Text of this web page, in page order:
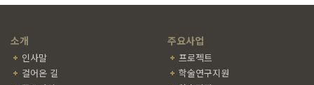
소개
인사말
걸어온 길
주요사업
프로젝트
학술연구지원